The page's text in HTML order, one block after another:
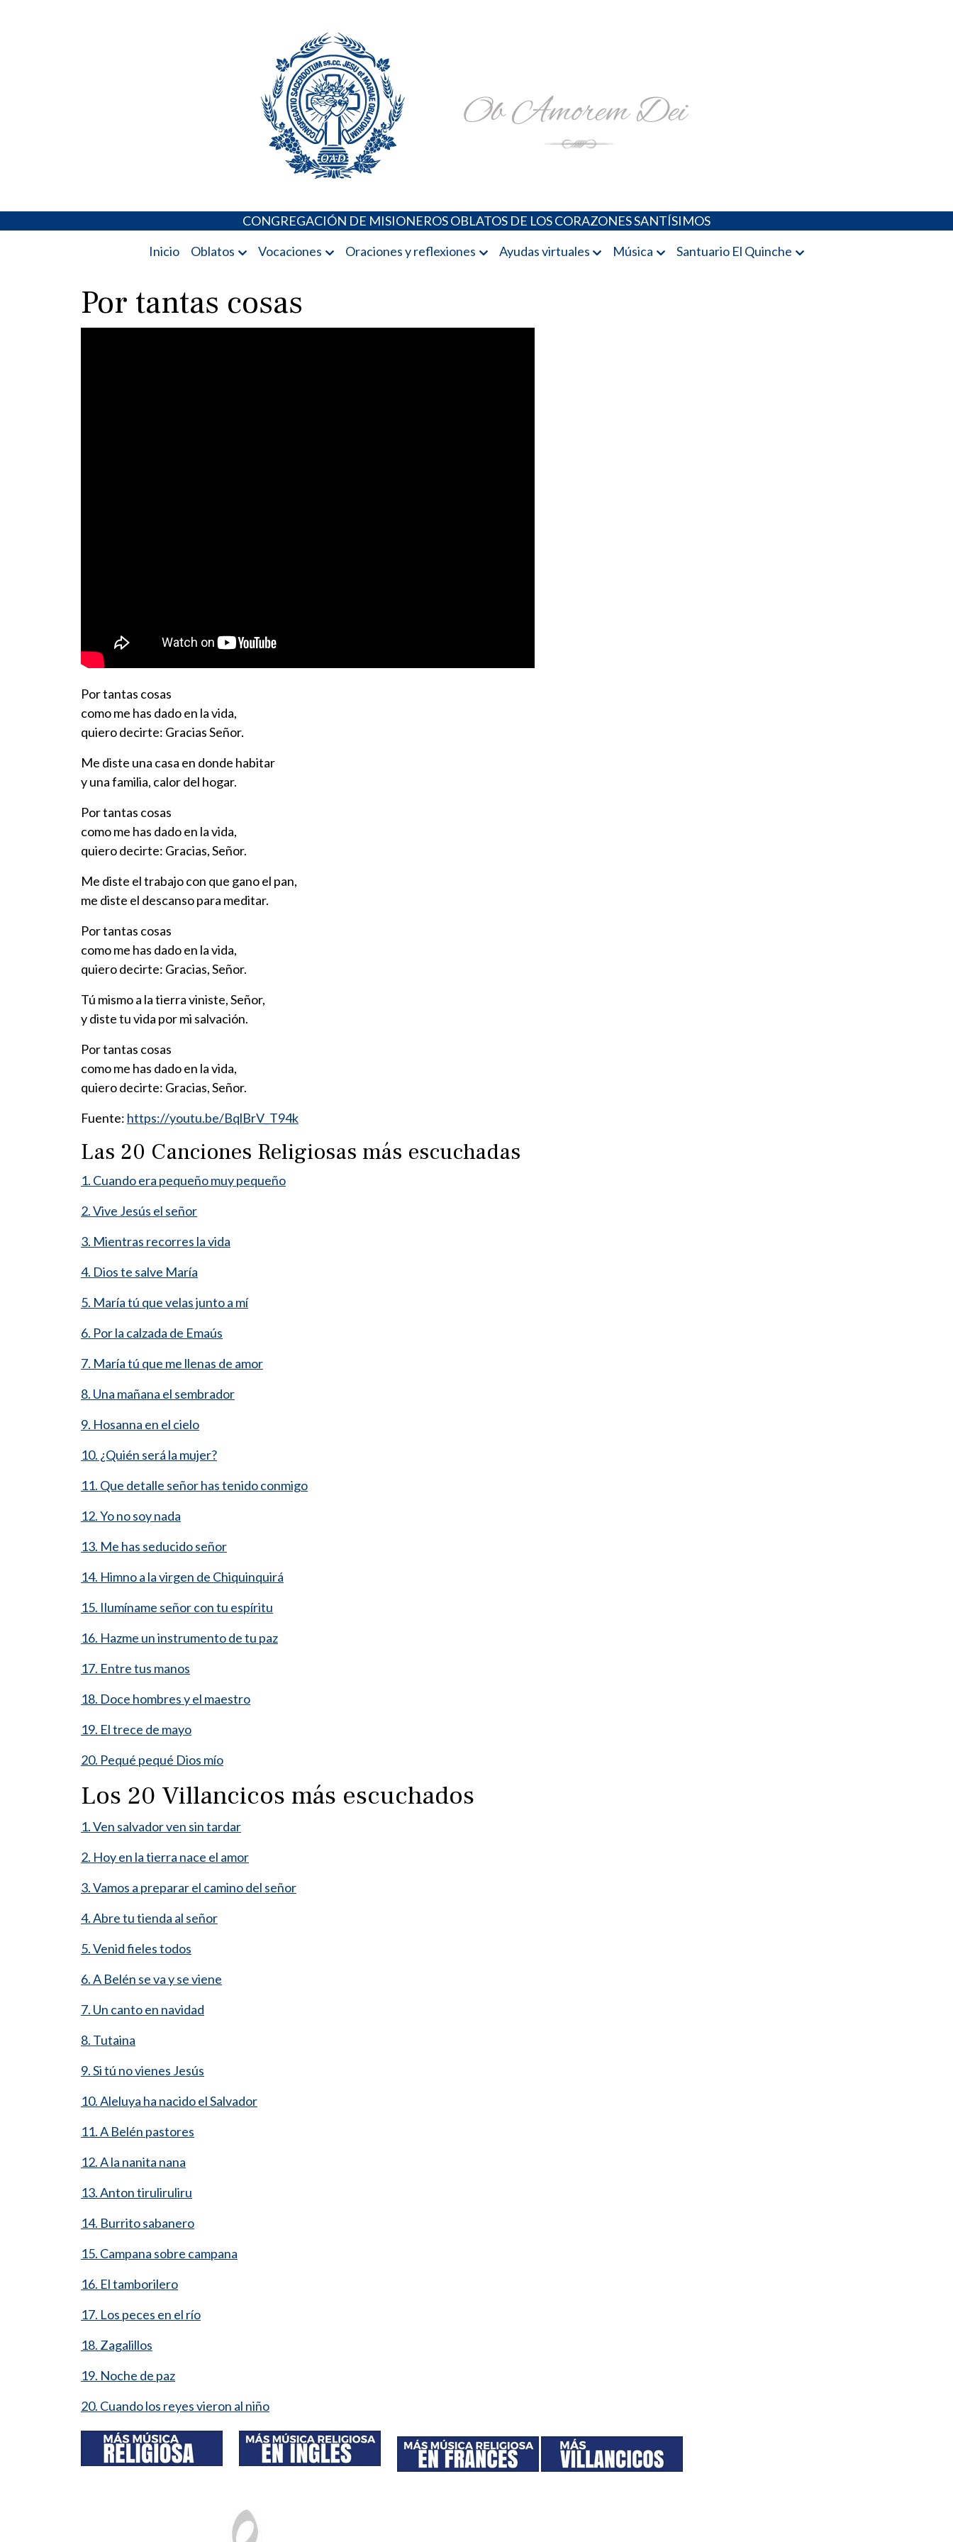
CONGREGACIÓN DE MISIONEROS OBLATOS DE LOS CORAZONES SANTÍSIMOS
Inicio
Oblatos Vocaciones Oraciones y reflexiones Ayudas virtuales Música Santuario El Quinche
Por tantas cosas
Por tantas cosas
como me has dado en la vida,
quiero decirte: Gracias Señor.
Me diste una casa en donde habitar
y una familia, calor del hogar.
Por tantas cosas
como me has dado en la vida,
quiero decirte: Gracias, Señor.
Me diste el trabajo con que gano el pan,
me diste el descanso para meditar.
Por tantas cosas
como me has dado en la vida,
quiero decirte: Gracias, Señor.
Tú mismo a la tierra viniste, Señor,
y diste tu vida por mi salvación.
Por tantas cosas
como me has dado en la vida,
quiero decirte: Gracias, Señor.
Fuente: https://youtu.be/BqlBrV_T94k
Las 20 Canciones Religiosas más escuchadas
1. Cuando era pequeño muy pequeño
2. Vive Jesús el señor
3. Mientras recorres la vida
4. Dios te salve María
5. María tú que velas junto a mí
6. Por la calzada de Emaús
7. María tú que me llenas de amor
8. Una mañana el sembrador
9. Hosanna en el cielo
10. ¿Quién será la mujer?
11. Que detalle señor has tenido conmigo
12. Yo no soy nada
13. Me has seducido señor
14. Himno a la virgen de Chiquinquirá
15. Ilumíname señor con tu espíritu
16. Hazme un instrumento de tu paz
17. Entre tus manos
18. Doce hombres y el maestro
19. El trece de mayo
20. Pequé pequé Dios mío
Los 20 Villancicos más escuchados
1. Ven salvador ven sin tardar
2. Hoy en la tierra nace el amor
3. Vamos a preparar el camino del señor
4. Abre tu tienda al señor
5. Venid fieles todos
6. A Belén se va y se viene
7. Un canto en navidad
8. Tutaina
9. Si tú no vienes Jesús
10. Aleluya ha nacido el Salvador
11. A Belén pastores
12. A la nanita nana
13. Anton tiruliruliru
14. Burrito sabanero
15. Campana sobre campana
16. El tamborilero
17. Los peces en el río
18. Zagalillos
19. Noche de paz
20. Cuando los reyes vieron al niño